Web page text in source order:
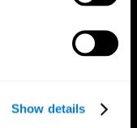
Show details